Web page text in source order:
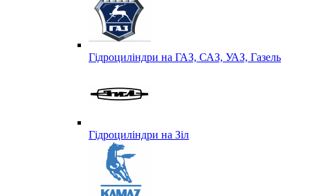
Гідроциліндри на ГАЗ, САЗ, УАЗ, Газель
Гідроциліндри на Зіл